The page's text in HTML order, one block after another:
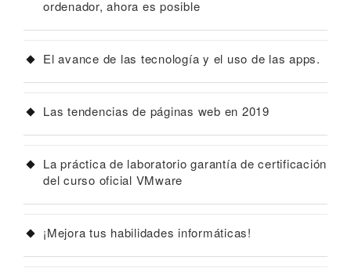
ordenador, ahora es posible
El avance de las tecnología y el uso de las apps.
Las tendencias de páginas web en 2019
La práctica de laboratorio garantía de certificación
del curso oficial VMware
¡Mejora tus habilidades informáticas!